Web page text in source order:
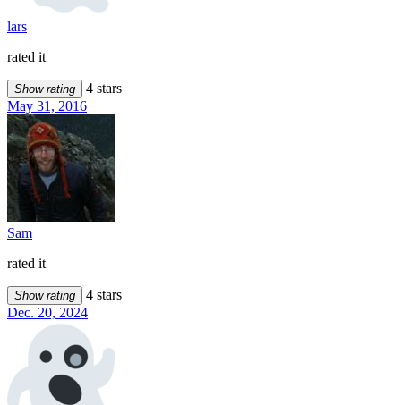
lars
rated it
Show rating
4 stars
May 31, 2016
Sam
rated it
Show rating
4 stars
Dec. 20, 2024